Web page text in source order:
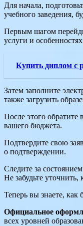
Для начала,
учебного заведения,
Первым шагом
услуги и
Купить диплом с
Затем заполните
также загрузить
После этого обратите
вашего бюджета.
Подтвердите свою
о подтверждении.
Следите за
Не забудьте
Теперь вы знаете, как
Официальное
всех уровней